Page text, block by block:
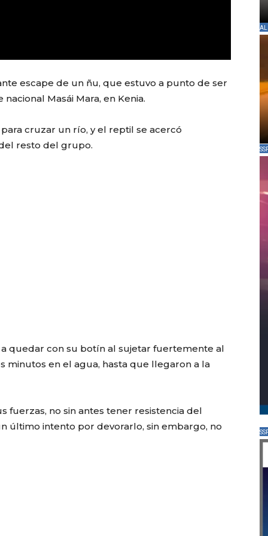
escape de un ñu, que estuvo a punto de ser
Masái Mara, en Kenia.
cruzar un río, y el reptil se acercó
resto del grupo.
quedar con su botín al sujetar fuertemente al
minutos en el agua, hasta que llegaron a la
fuerzas, no sin antes tener resistencia del
último intento por devorarlo, sin embargo, no